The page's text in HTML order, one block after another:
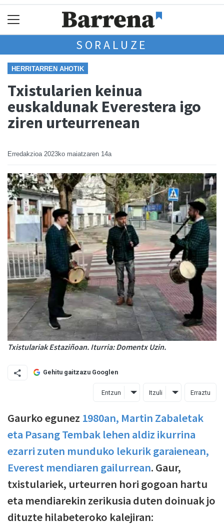
SORALUZE
HERRITARREN AHOTIK
Txistularien keinua
euskaldunak Everestera igo
ziren urteurrenean
Erredakzioa 2023ko maiatzaren 14a
Txistulariak Estaziñoan. Iturria: Domentx Uzin.
Gehitu gaitzazu Googlen
Entzun Itzuli Erraztu
Gaurko egunez 1980an, Martin Zabaletak
eta Pasang Tembak lehen aldiz ikurrina
ezarri zuten munduko lekurik garaienean,
Everest mendiaren gailurrean. Gaur,
txistulariek, urteurren hori gogoan hartu
eta mendiarekin zerikusia duten doinuak jo
dituzte hilabeteroko kalejiran: